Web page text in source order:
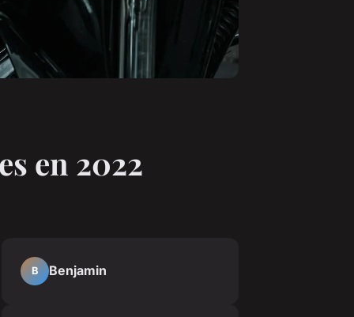
en 2022
B Benjamin